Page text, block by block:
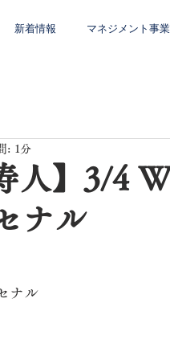
新着情報 マネジメント事業
人】3/4
ナル
: 1分
ナル